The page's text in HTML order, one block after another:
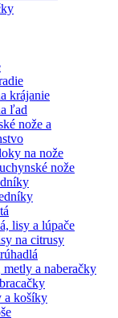
krájanie
ľad
nože a
na nože
nože
lisy a lúpače
na citrusy
metly a naberačky
a košíky